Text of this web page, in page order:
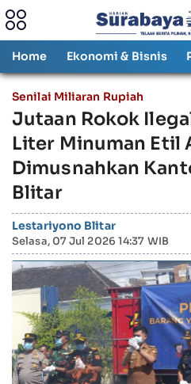
Home Ekonomi & Bisnis
Senilai Miliaran Rupiah
Jutaan Rokok
Liter Minuman Etil
Dimusnahkan
Blitar
Lestariyono Blitar
Selasa, 07 Jul 2026 14:37 WIB